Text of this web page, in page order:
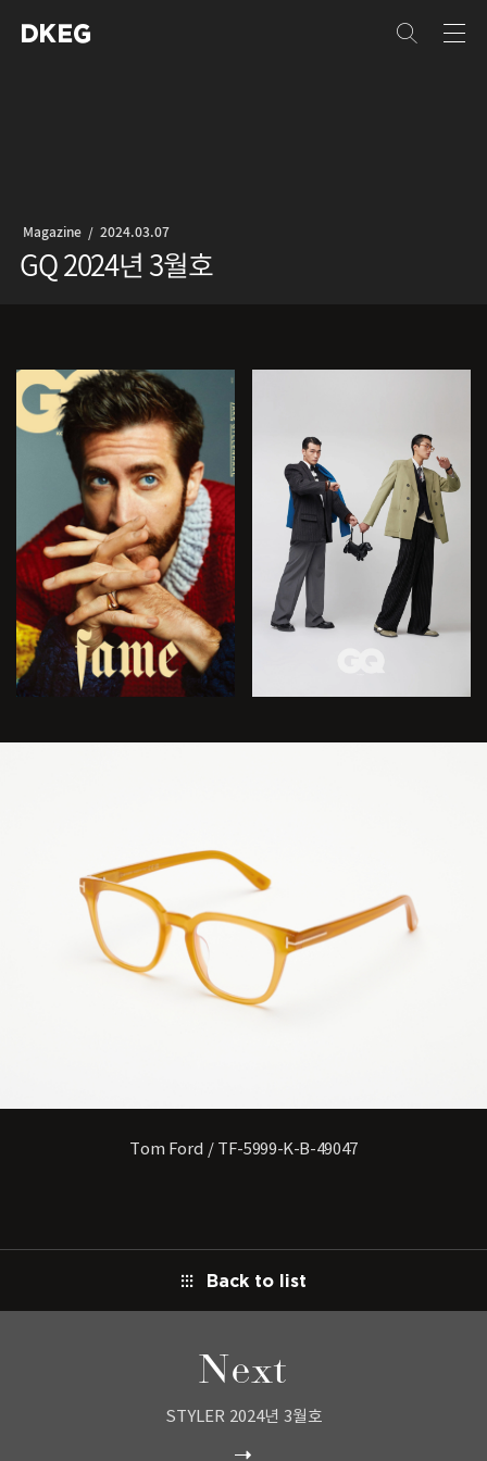
 
Magazine 2024.03.07
GQ 2024년 3월호
Tom Ford / TF-5999-K-B-49047
Back to list
Next
STYLER 2024년 3월호